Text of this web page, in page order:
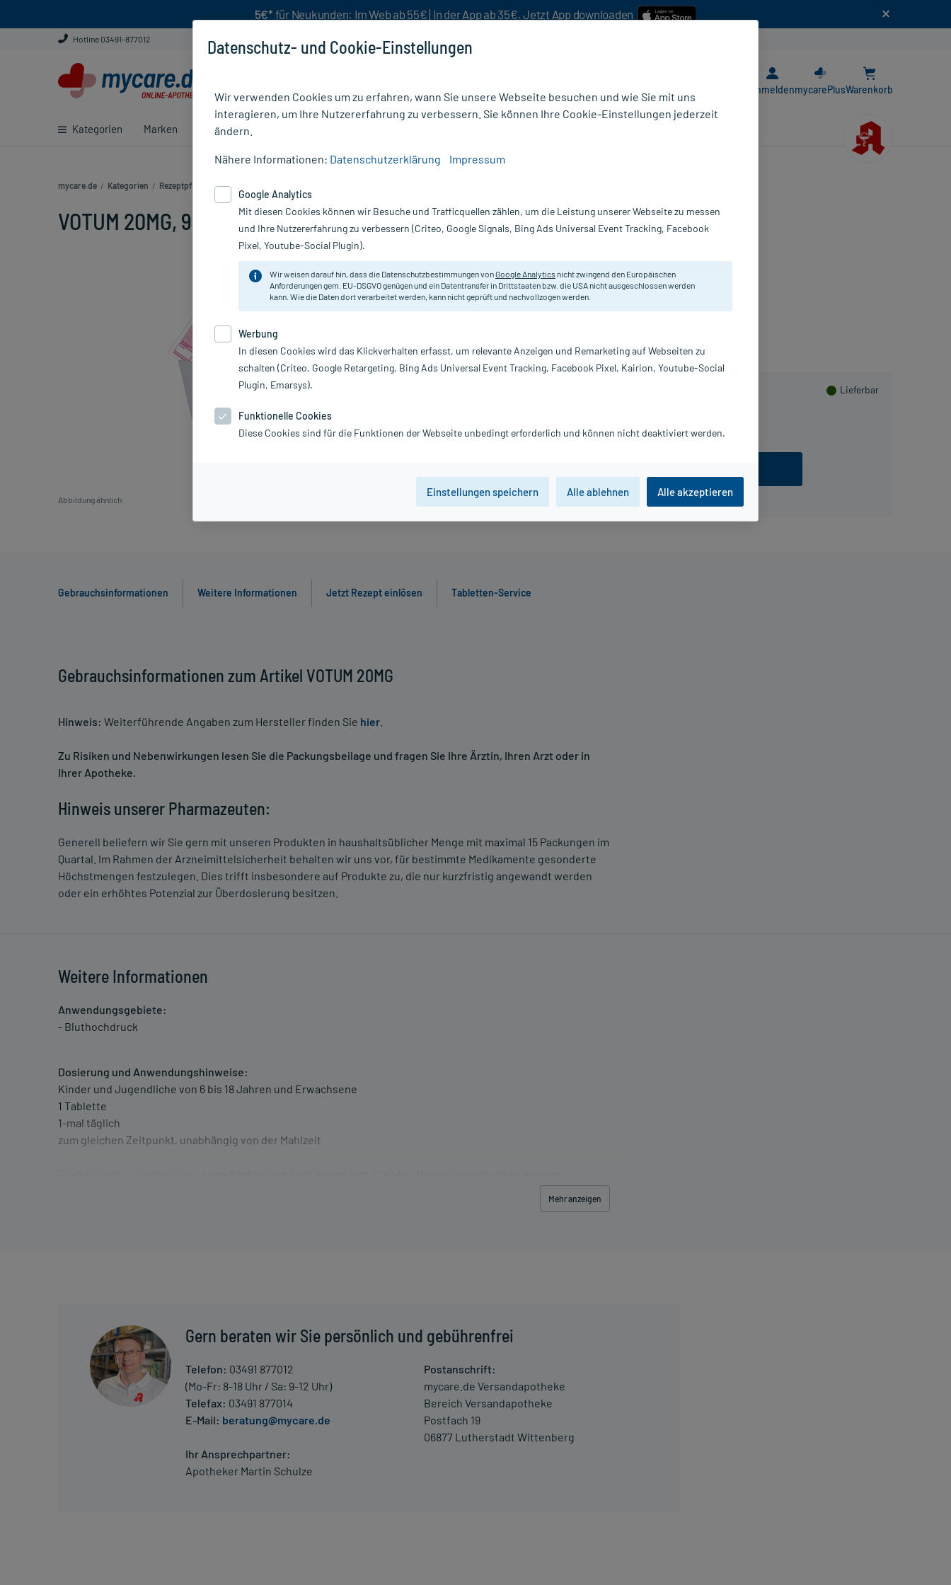
5€* für Neukunden: Im Web ab 55€ | In der App ab 35€. Jetzt App downloaden
Hotline 03491-877012
Kategorien Marken Ratgeber
AnmeldenmycarePlusWarenkorb
mycare.de / Kategorien / Rezeptpflichtige Medikamente
VOTUM 20MG, 98 St
Abbildung ähnlich
inkl. MwSt. Gratis-Versandinnerhalb D.
Lieferbar
VOTUM 20 mg Filmtabl.
Inhalt:
98 St
PZN:
02170137
Hersteller:
Gebrauchsinformationen Weitere Informationen Jetzt Rezept einlösen Tabletten-Service
Gebrauchsinformationen zum Artikel VOTUM 20MG
Hinweis: Weiterführende Angaben zum Hersteller finden Sie hier
Zu Risiken und Nebenwirkungen lesen Sie die Packungsbeilage und fragen Sie Ihre Ärztin, Ihren Arzt oder in
Ihrer Apotheke.
Hinweis unserer Pharmazeuten:
Generell beliefern wir Sie gern mit unseren Produkten in haushaltsüblicher Menge mit maximal 15 Packungen im
Quartal. Im Rahmen der Arzneimittelsicherheit behalten wir uns vor, für bestimmte Medikamente gesonderte
Höchstmengen festzulegen. Dies trifft insbesondere auf Produkte zu, die nur kurzfristig angewandt werden
oder ein erhöhtes Potenzial zur Überdosierung besitzen.
Weitere Informationen
Anwendungsgebiete:
- Bluthochdruck
Dosierung und Anwendungshinweise:
Kinder und Jugendliche von 6 bis 18 Jahren und Erwachsene
1 Tablette
1-mal täglich
zum gleichen Zeitpunkt, unabhängig von der Mahlzeit
Überdosierung?
Bei einer Überdosierung kann es zu niedrigem Blutdruck kommen. Setzen Sie sich bei dem Verdacht auf eine
Überdosierung umgehend mit einem Arzt in Verbindung.
Einnahme vergessen?
Setzen Sie die Einnahme zum nächsten vorgeschriebenen Zeitpunkt ganz normal (also nicht mit der doppelten
Generell gilt: Achten Sie vor allem bei Säuglingen, Kleinkindern und älteren Menschen auf eine gewissenhafte
Dosierung. Im Zweifelsfalle fragen Sie Ihren Arzt oder Apotheker nach etwaigen Auswirkungen oder
Mehr anzeigen
Gern beraten wir Sie persönlich und gebührenfrei
Telefon: 03491 877012
(Mo-Fr: 8-18 Uhr / Sa: 9-12 Uhr)
Telefax: 03491 877014
E-Mail: beratung@mycare.de
Ihr Ansprechpartner:
Apotheker Martin Schulze
Postanschrift:
mycare.de Versandapotheke
Bereich Versandapotheke
Postfach 19
06877 Lutherstadt Wittenberg
Datenschutz- und Cookie-Einstellungen
Wir verwenden Cookies um zu erfahren, wann Sie unsere Webseite besuchen und wie Sie mit uns
interagieren, um Ihre Nutzererfahrung zu verbessern. Sie können Ihre Cookie-Einstellungen jederzeit
ändern.
Nähere Informationen: Datenschutzerklärung Impressum
Google Analytics
Mit diesen Cookies können wir Besuche und Trafficquellen zählen, um die Leistung unserer Webseite zu messen
und Ihre Nutzererfahrung zu verbessern (Criteo, Google Signals, Bing Ads Universal Event Tracking, Facebook
Pixel, Youtube-Social Plugin).
Wir weisen darauf hin, dass die Datenschutzbestimmungen vonGoogle Analytics nicht zwingend den Europäischen
Anforderungen gem. EU-DSGVO genügen und ein Datentransfer in Drittstaaten bzw. die USA nicht ausgeschlossen werden
kann. Wie die Daten dort verarbeitet werden, kann nicht geprüft und nachvollzogen werden.
Werbung
In diesen Cookies wird das Klickverhalten erfasst, um relevante Anzeigen und Remarketing auf Webseiten zu
schalten (Criteo, Google Retargeting, Bing Ads Universal Event Tracking, Facebook Pixel, Kairion, Youtube-Social
Plugin, Emarsys).
Funktionelle Cookies
Diese Cookies sind für die Funktionen der Webseite unbedingt erforderlich und können nicht deaktiviert werden.
Einstellungen speichern Alle ablehnen Alle akzeptieren